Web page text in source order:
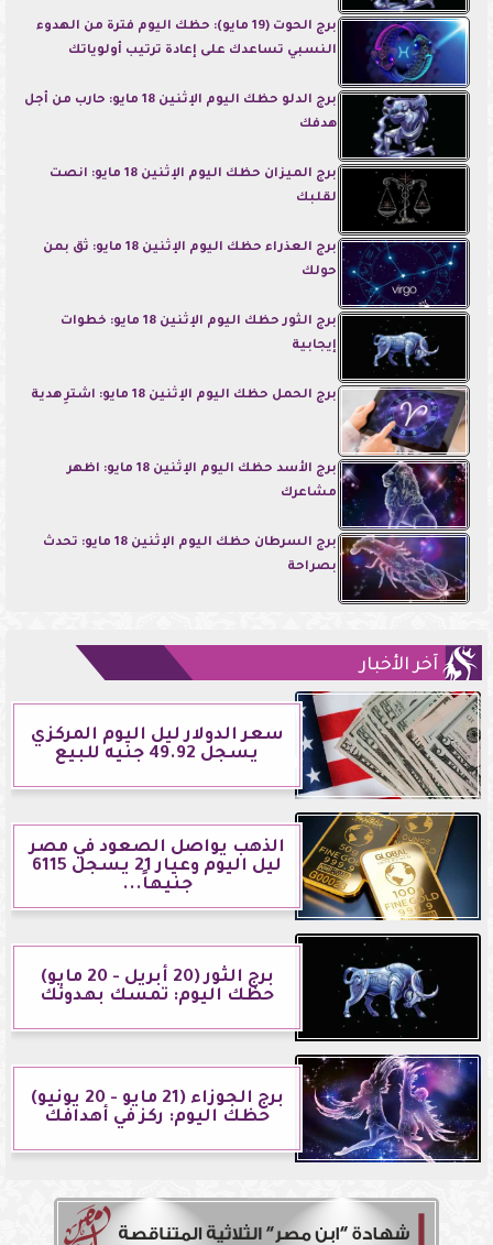
برج الحوت (19 مايو): حظك اليوم فترة من الهدوء
النسبي تساعدك على إعادة ترتيب أولوياتك
برج الدلو حظك اليوم الإثنين 18 مايو: حارب من أجل
هدفك
برج الميزان حظك اليوم الإثنين 18 مايو: انصت
لقلبك
برج العذراء حظك اليوم الإثنين 18 مايو: ثق بمن
حولك
برج الثور حظك اليوم الإثنين 18 مايو: خطوات
إيجابية
برج الحمل حظك اليوم الإثنين 18 مايو: اشترِ هدية
برج الأسد حظك اليوم الإثنين 18 مايو: اظهر
مشاعرك
برج السرطان حظك اليوم الإثنين 18 مايو: تحدث
بصراحة
آخر الأخبار
سعر الدولار ليل اليوم المركزي
يسجل 49.92 جنيه للبيع
الذهب يواصل الصعود في مصر
ليل اليوم وعيار 21 يسجل 6115
جنيهاً...
برج الثور (20 أبريل - 20 مايو)
حظك اليوم: تمسك بهدوئك
برج الجوزاء (21 مايو - 20 يونيو)
حظك اليوم: ركز في أهدافك